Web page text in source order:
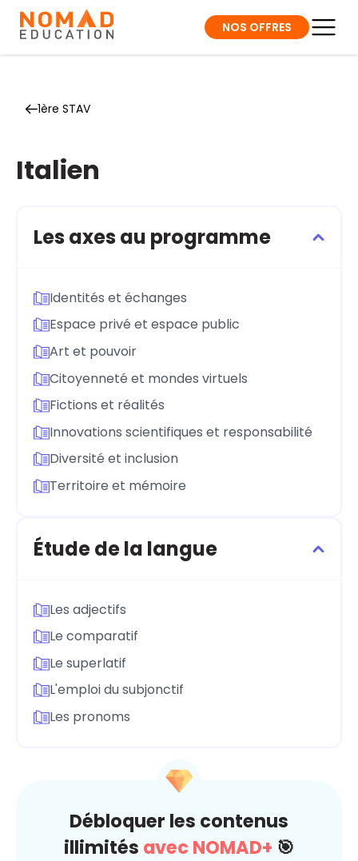
NOS OFFRES
1ère STAV
Italien
Les axes au programme
Identités et échanges
Espace privé et espace public
Art et pouvoir
Citoyenneté et mondes virtuels
Fictions et réalités
Innovations scientifiques et responsabilité
Diversité et inclusion
Territoire et mémoire
Étude de la langue
Les adjectifs
Le comparatif
Le superlatif
L'emploi du subjonctif
Les pronoms
Débloquer les contenus
illimités avec NOMAD+ 🎯